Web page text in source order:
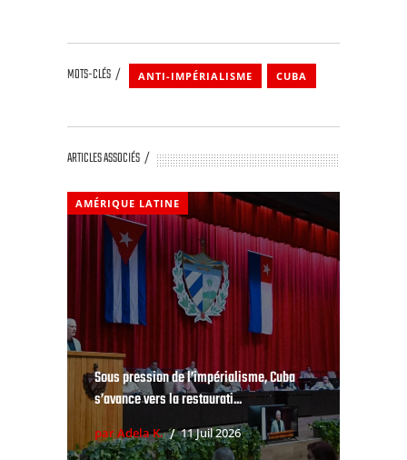
MOTS-CLÉS ANTI-IMPÉRIALISME CUBA
ARTICLES ASSOCIÉS
AMÉRIQUE LATINE
Sous pression de l’impérialisme, Cuba
s’avance vers la restaurati...
par Adela K. 11 Juil 2026